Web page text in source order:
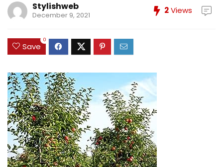
Stylishweb
December 9, 2021 2Views
Save
0